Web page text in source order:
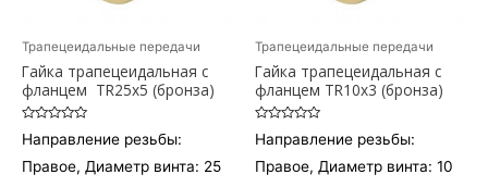
Трапецеидальные передачи
Гайка трапецеидальная c
фланцем TR25x5 (бронза)
Оценка
0
5
Направление резьбы:
Правое, Диаметр винта: 25
Трапецеидальные передачи
Гайка трапецеидальная c
фланцем TR10x3 (бронза)
Оценка
0
5
Направление резьбы:
Правое, Диаметр винта: 10